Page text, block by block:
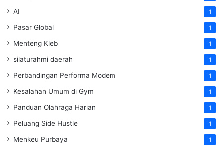
AI 1
Pasar Global 1
Menteng Kleb 1
silaturahmi daerah 1
Perbandingan Performa Modem 1
Kesalahan Umum di Gym 1
Panduan Olahraga Harian 1
Peluang Side Hustle 1
Menkeu Purbaya 1